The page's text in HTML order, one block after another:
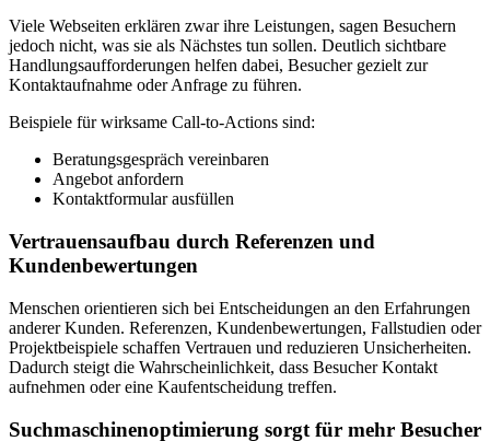
Viele Webseiten erklären zwar ihre Leistungen, sagen Besuchern
jedoch nicht, was sie als Nächstes tun sollen. Deutlich sichtbare
Handlungsaufforderungen helfen dabei, Besucher gezielt zur
Kontaktaufnahme oder Anfrage zu führen.
Beispiele für wirksame Call-to-Actions sind:
Beratungsgespräch vereinbaren
Angebot anfordern
Kontaktformular ausfüllen
Vertrauensaufbau durch Referenzen und
Kundenbewertungen
Menschen orientieren sich bei Entscheidungen an den Erfahrungen
anderer Kunden. Referenzen, Kundenbewertungen, Fallstudien oder
Projektbeispiele schaffen Vertrauen und reduzieren Unsicherheiten.
Dadurch steigt die Wahrscheinlichkeit, dass Besucher Kontakt
aufnehmen oder eine Kaufentscheidung treffen.
Suchmaschinenoptimierung sorgt für mehr Besucher